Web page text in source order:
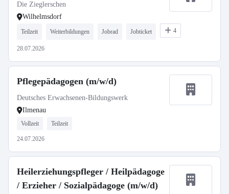
Die Zieglerschen
Wilhelmsdorf
Teilzeit Weiterbildungen Jobrad Jobticket 4
28.07.2026
Pflegepädagogen (m/w/d)
Deutsches Erwachsenen-Bildungswerk
Ilmenau
Vollzeit Teilzeit
24.07.2026
Heilerziehungspfleger / Heilpädagoge
/ Erzieher / Sozialpädagoge (m/w/d)